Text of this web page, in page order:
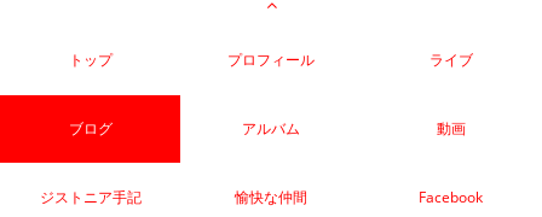
トップ プロフィール ライブ
ブログ アルバム 動画
ジストニア手記 愉快な仲間 Facebook